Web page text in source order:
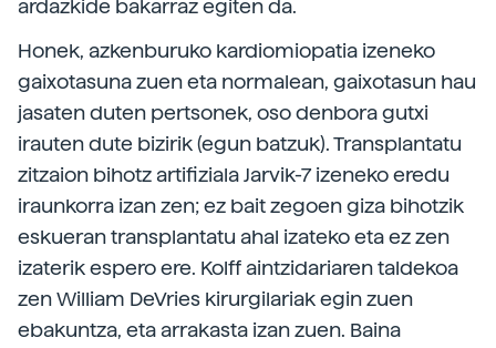
ardazkide bakarraz egiten da.
Honek, azkenburuko kardiomiopatia izeneko
gaixotasuna zuen eta normalean, gaixotasun hau
jasaten duten pertsonek, oso denbora gutxi
irauten dute bizirik (egun batzuk). Transplantatu
zitzaion bihotz artifiziala Jarvik-7 izeneko eredu
iraunkorra izan zen; ez bait zegoen giza bihotzik
eskueran transplantatu ahal izateko eta ez zen
izaterik espero ere. Kolff aintzidariaren taldekoa
zen William DeVries kirurgilariak egin zuen
ebakuntza, eta arrakasta izan zuen. Baina